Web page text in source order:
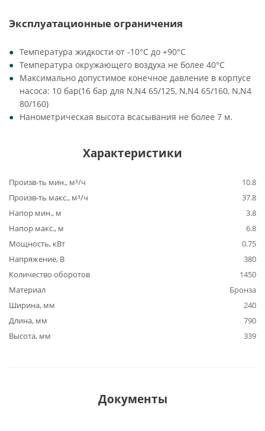
Эксплуатационные ограничения
Температура жидкости от -10°C до +90°C
Температура окружающего воздуха не более 40°C
Максимально допустимое конечное давление в корпусе
насоса: 10 бар(16 бар для N,N4 65/125, N,N4 65/160, N,N4
80/160)
Нанометрическая высота всасывания не более 7 м.
Характеристики
Произв-ть мин., м³/ч
10.8
Произв-ть макс., м³/ч
37.8
Напор мин., м
3.8
Напор макс., м
6.8
Мощность, кВт
0.75
Напряжение, В
380
Количество оборотов
1450
Материал
Бронза
Ширина, мм
240
Длина, мм
790
Высота, мм
339
Документы